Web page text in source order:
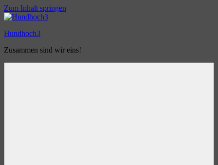
Zum Inhalt springen
Hundhoch3
Zusammen sind wir eins!